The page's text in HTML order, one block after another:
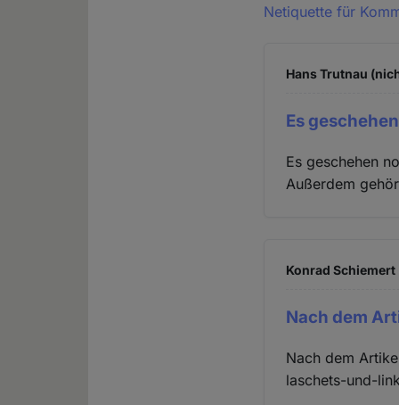
Netiquette für
Hans Trutnau
Es
Es geschehen
Außerdem
Konrad
Nach dem
Nach dem
laschets-und-